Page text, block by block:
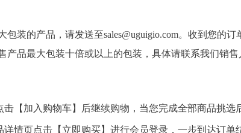
包装的产品，请发送至sales@uguigio.com。收到您的
产品最大包装十倍或以上的包装，具体请联系我们销售
击【加入购物车】后继续购物，当您完成全部商品挑选
情页点击【立即购买】进行会员登录，一步到达订单